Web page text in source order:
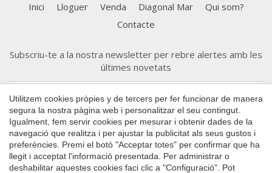
Inici Lloguer Venda Diagonal Mar
Qui som?
Contacte
Subscriu-te a la nostra newsletter per rebre alertes amb les
últimes novetats
Copyright 2026 © Nova Urbe
Utilitzem cookies pròpies y de tercers per fer funcionar de manera
segura la nostra pàgina web i personalitzar el seu contingut.
Igualment, fem servir cookies per mesurar i obtenir dades de la
navegació que realitza i per ajustar la publicitat als seus gustos i
preferències. Premi el botó "Acceptar totes" per confirmar que ha
llegit i acceptat l'informació presentada. Per administrar o
deshabilitar aquestes cookies faci clic a "Configuració". Pot